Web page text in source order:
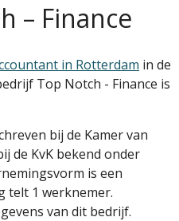
– Finance
in Rotterdam in de
Top Notch - Finance is
bij de Kamer van
de KvK bekend onder
is een
telt 1 werknemer.
van dit bedrijf.